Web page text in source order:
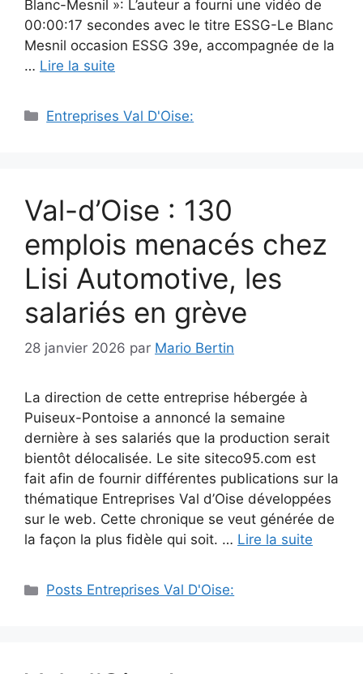
Blanc-Mesnil »: L’auteur a fourni une vidéo de
00:00:17 secondes avec le titre ESSG-Le Blanc
Mesnil occasion ESSG 39e, accompagnée de la
… Lire la suite
Catégories
Entreprises Val D'Oise:
Val-d’Oise : 130
emplois menacés chez
Lisi Automotive, les
salariés en grève
28 janvier 2026 par Mario Bertin
La direction de cette entreprise hébergée à
Puiseux-Pontoise a annoncé la semaine
dernière à ses salariés que la production serait
bientôt délocalisée. Le site siteco95.com est
fait afin de fournir différentes publications sur la
thématique Entreprises Val d’Oise développées
sur le web. Cette chronique se veut générée de
la façon la plus fidèle qui soit. … Lire la suite
Catégories
Posts Entreprises Val D'Oise: